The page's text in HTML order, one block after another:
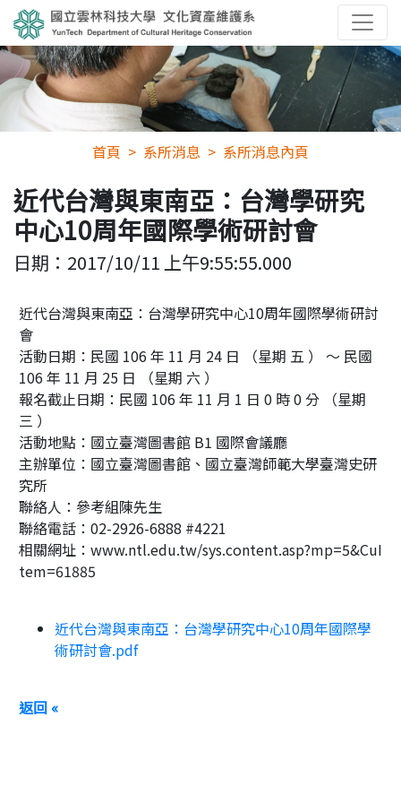
首頁 系所消息 系所消息內頁
近代台灣與東南亞：台灣學研究
中心10周年國際學術研討會
日期： 2017/10/11 上午9:55:55.000
近代台灣與東南亞：台灣學研究中心10周年國際學術研討
會
活動日期：民國 106 年 11 月 24 日 （星期 五 ） ～ 民國
106 年 11 月 25 日 （星期 六 ）
報名截止日期：民國 106 年 11 月 1 日 0 時 0 分 （星期
三 ）
活動地點：國立臺灣圖書館 B1 國際會議廳
主辦單位：國立臺灣圖書館、國立臺灣師範大學臺灣史研
究所
聯絡人：參考組陳先生
聯絡電話：02-2926-6888 #4221
相關網址：www.ntl.edu.tw/sys.content.asp?mp=5&CuI
tem=61885
近代台灣與東南亞：台灣學研究中心10周年國際學
術研討會.pdf
返回 «